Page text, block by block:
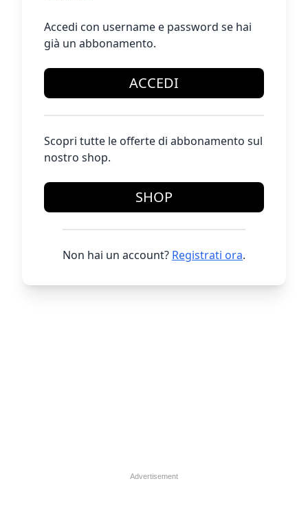
Accedi con username e password se hai
già un abbonamento.
ACCEDI
Scopri tutte le offerte di abbonamento sul
nostro shop.
SHOP
Non hai un account? Registrati ora.